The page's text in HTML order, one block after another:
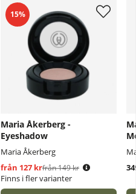
15%
Maria Åkerberg -
Eyeshadow
Maria Åkerberg
från 127 kr
Ordinarie pris:från 149 kr
Finns i fler varianter